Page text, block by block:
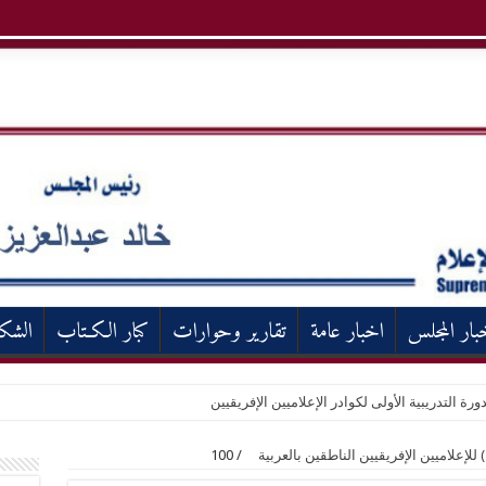
المجلس اخبار عامة تقارير وحوارات كبار الكـتاب
التدريبية الأولى لكوادر الإعلاميين الإفريقيين
/
100